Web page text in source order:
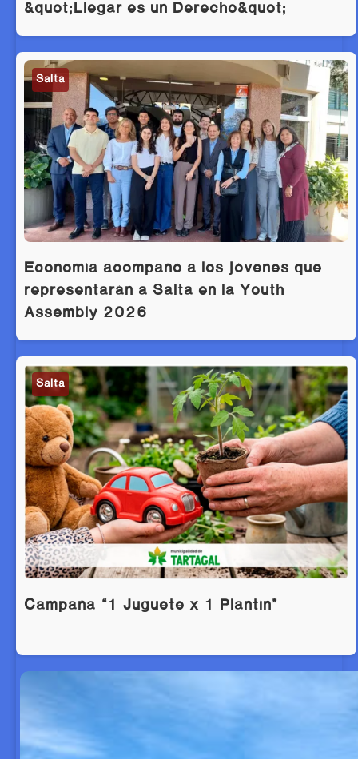
&quot;Llegar es un Derecho&quot;
Salta
Economía acompañó a los jóvenes que
representarán a Salta en la Youth
Assembly 2026
Salta
Campaña “1 Juguete x 1 Plantín”